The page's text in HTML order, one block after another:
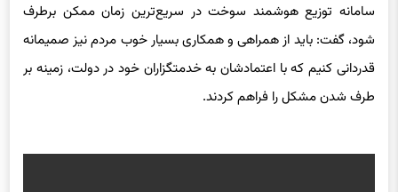
سامانه توزیع هوشمند سوخت در سریع‌ترین زمان ممکن برطرف
شود، گفت: باید از همراهی و همکاری بسیار خوب مردم نیز صمیمانه
قدردانی کنیم که با اعتمادشان به خدمتگزاران خود در دولت، زمینه بر
طرف شدن مشکل را فراهم کردند.